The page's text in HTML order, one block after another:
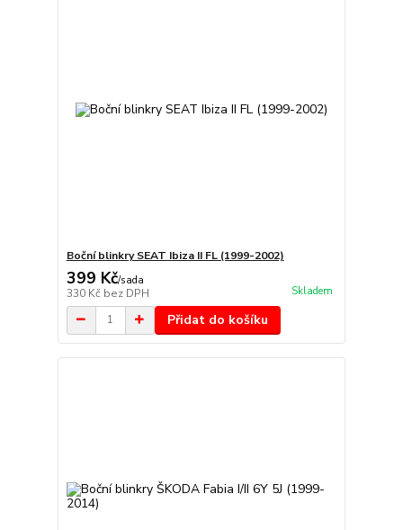
Boční blinkry SEAT Ibiza II FL (1999-2002)
399 Kč/sada
330 Kč bez DPH Skladem
Přidat do košíku